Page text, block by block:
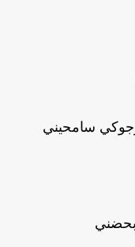
سامحيني